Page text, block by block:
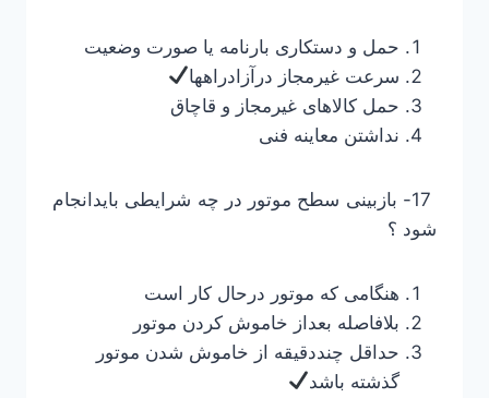
حمل و دستکاری بارنامه یا صورت وضعیت
سرعت غیرمجاز درآزادراهها
حمل کالاهای غیرمجاز و قاچاق
نداشتن معاینه فنی
17- بازبینی سطح موتور در چه شرایطی بایدانجام
شود ؟
هنگامی که موتور درحال کار است
بلافاصله بعداز خاموش کردن موتور
حداقل چنددقیقه از خاموش شدن موتور
گذشته باشد